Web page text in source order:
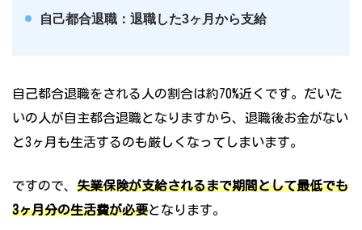
自己都合退職：退職した3ヶ月から支給
自己都合退職をされる人の割合は約70%近くです。だいた
いの人が自主都合退職となりますから、退職後お金がない
と3ヶ月も生活するのも厳しくなってしまいます。
ですので、 失業保険が支給されるまで期間として最低でも
3ヶ月分の生活費が必要となります。